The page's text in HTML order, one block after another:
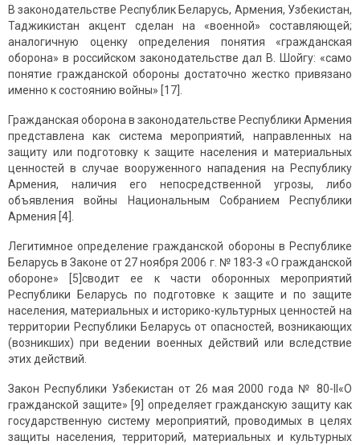
В законодательстве Республик Беларусь, Армения, Узбекистан,
Таджикистан акцент сделан на «военной» составляющей;
аналогичную оценку определения понятия «гражданская
оборона» в российском законодательстве дал В. Шойгу: «само
понятие гражданской обороны достаточно жестко привязано
именно к состоянию войны» [17].
Гражданская оборона в законодательстве Республики Армения
представлена как система мероприятий, направленных на
защиту или подготовку к защите населения и материальных
ценностей в случае вооруженного нападения на Республику
Армения, наличия его непосредственной угрозы, либо
объявления войны Национальным Собранием Республики
Армения [4].
Легитимное определение гражданской обороны в Республике
Беларусь в Законе от 27 ноября 2006 г. № 183-З «О гражданской
обороне» [5]сводит ее к части оборонных мероприятий
Республики Беларусь по подготовке к защите и по защите
населения, материальных и историко-культурных ценностей на
территории Республики Беларусь от опасностей, возникающих
(возникших) при ведении военных действий или вследствие
этих действий.
Закон Республики Узбекистан от 26 мая 2000 года № 80-II«О
гражданской защите» [9] определяет гражданскую защиту как
государственную систему мероприятий, проводимых в целях
защиты населения, территорий, материальных и культурных